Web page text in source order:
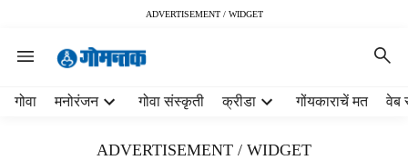
ADVERTISEMENT / WIDGET
गोवा मनोरंजन गोवा संस्कृती क्रीडा गोंयकाराचें मत वेब
ADVERTISEMENT / WIDGET